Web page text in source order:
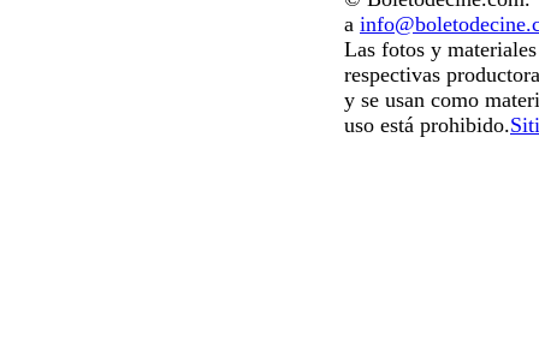
a
Las fotos y
respectivas
y se usan como
uso está prohibido.